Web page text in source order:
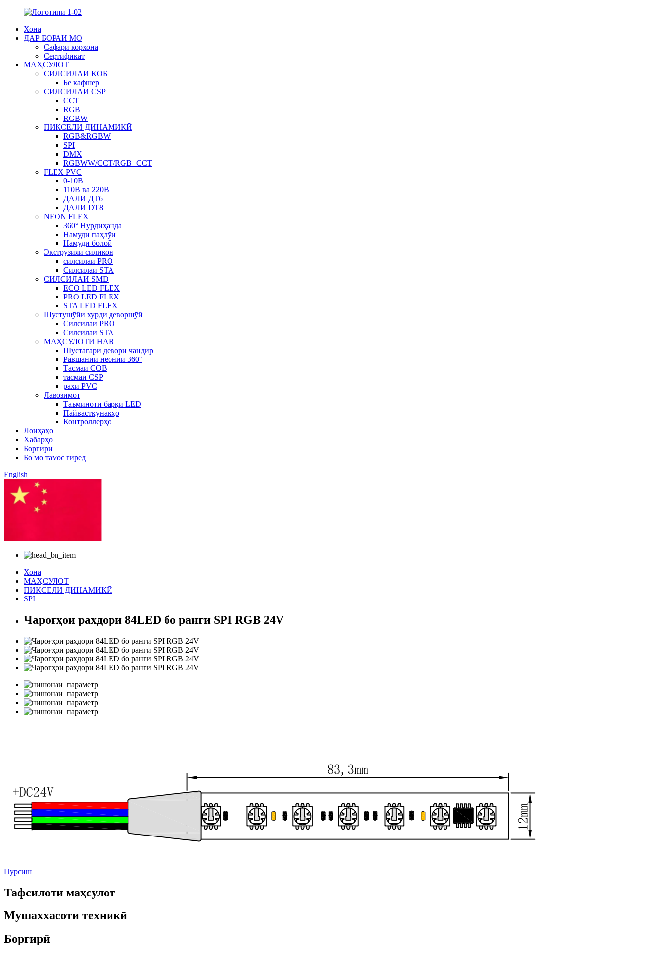
Хона
ДАР БОРАИ МО
Сафари корхона
Сертификат
МАҲСУЛОТ
СИЛСИЛАИ КОБ
Бе кафшер
СИЛСИЛАИ CSP
CCT
RGB
RGBW
ПИКСЕЛИ ДИНАМИКӢ
RGB&RGBW
SPI
DMX
RGBWW/CCT/RGB+CCT
FLEX PVC
0-10В
110В ва 220В
ДАЛИ ДТ6
ДАЛИ DT8
NEON FLEX
360° Нурдиҳанда
Намуди паҳлӯӣ
Намуди болоӣ
Экструзияи силикон
силсилаи PRO
Силсилаи STA
СИЛСИЛАИ SMD
ECO LED FLEX
PRO LED FLEX
STA LED FLEX
Шустушӯйи хурди деворшӯй
Силсилаи PRO
Силсилаи STA
МАҲСУЛОТИ НАВ
Шустагари девори чандир
Равшании неонии 360°
Тасмаи COB
тасмаи CSP
рахи PVC
Лавозимот
Таъминоти барқи LED
Пайвасткунакҳо
Контроллерҳо
Лоиҳаҳо
Хабарҳо
Боргирӣ
Бо мо тамос гиред
English
Хона
МАҲСУЛОТ
ПИКСЕЛИ ДИНАМИКӢ
SPI
Чароғҳои рахдори 84LED бо ранги SPI RGB 24V
Пурсиш
Тафсилоти маҳсулот
Мушаххасоти техникӣ
Боргирӣ